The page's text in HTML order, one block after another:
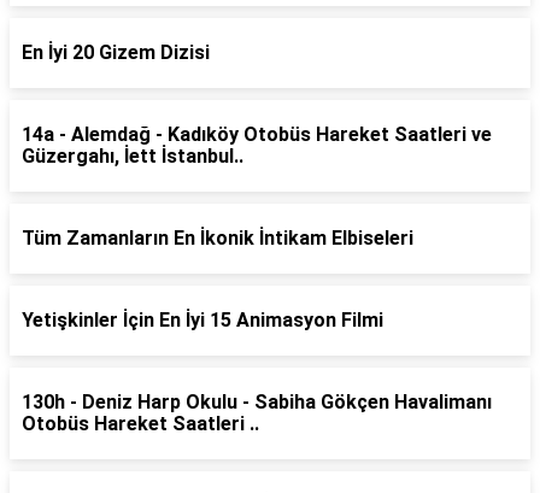
En İyi 20 Gizem Dizisi
14a - Alemdağ - Kadıköy Otobüs Hareket Saatleri ve
Güzergahı, İett İstanbul..
Tüm Zamanların En İkonik İntikam Elbiseleri
Yetişkinler İçin En İyi 15 Animasyon Filmi
130h - Deniz Harp Okulu - Sabiha Gökçen Havalimanı
Otobüs Hareket Saatleri ..